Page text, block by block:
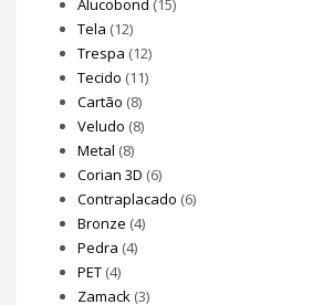
Alucobond (15)
Tela (12)
Trespa (12)
Tecido (11)
Cartão (8)
Veludo (8)
Metal (8)
Corian 3D (6)
Contraplacado (6)
Bronze (4)
Pedra (4)
PET (4)
Zamack (3)